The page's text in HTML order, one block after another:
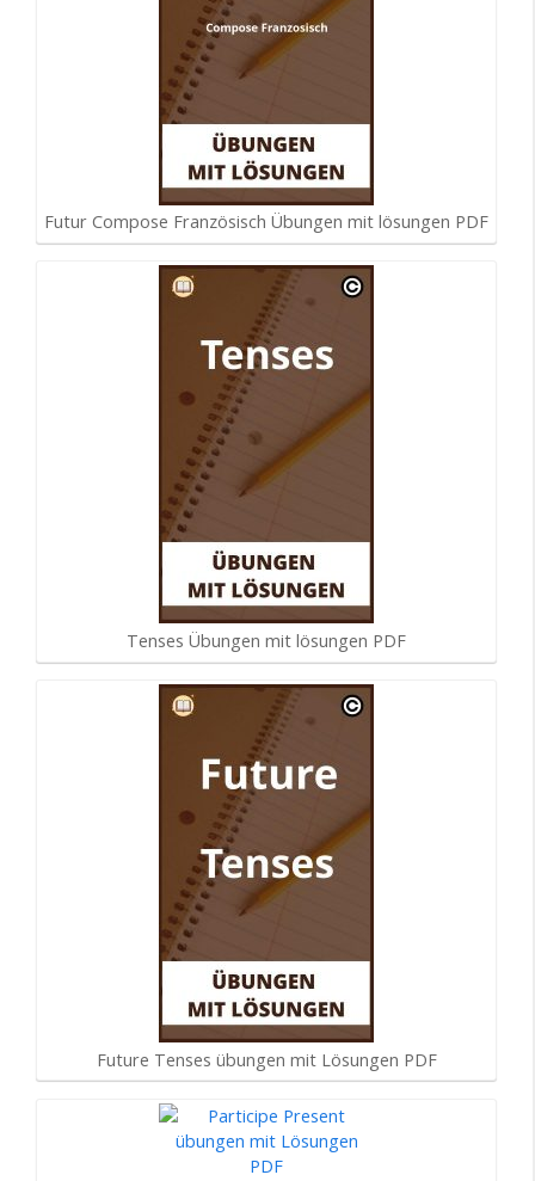
Futur Compose Französisch Übungen mit lösungen PDF
Tenses Übungen mit lösungen PDF
Future Tenses übungen mit Lösungen PDF